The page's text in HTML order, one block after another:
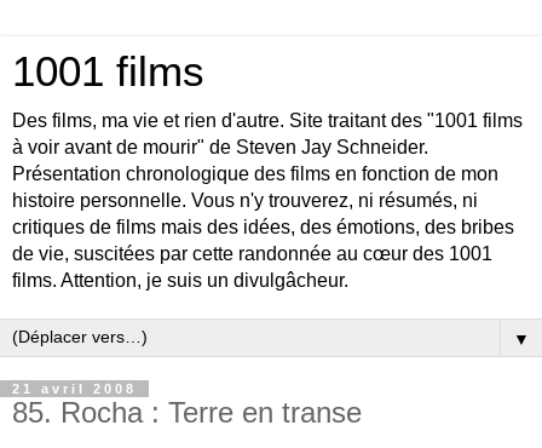
1001 films
Des films, ma vie et rien d'autre. Site traitant des "1001 films
à voir avant de mourir" de Steven Jay Schneider.
Présentation chronologique des films en fonction de mon
histoire personnelle. Vous n'y trouverez, ni résumés, ni
critiques de films mais des idées, des émotions, des bribes
de vie, suscitées par cette randonnée au cœur des 1001
films. Attention, je suis un divulgâcheur.
▼
21 avril 2008
85. Rocha : Terre en transe